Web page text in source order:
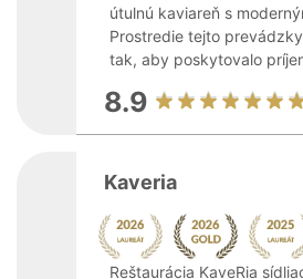
útulnú kaviareň s
Prostredie tejto
tak, aby poskytovalo
8.9
Kaveria
Reštaurácia KaveRia